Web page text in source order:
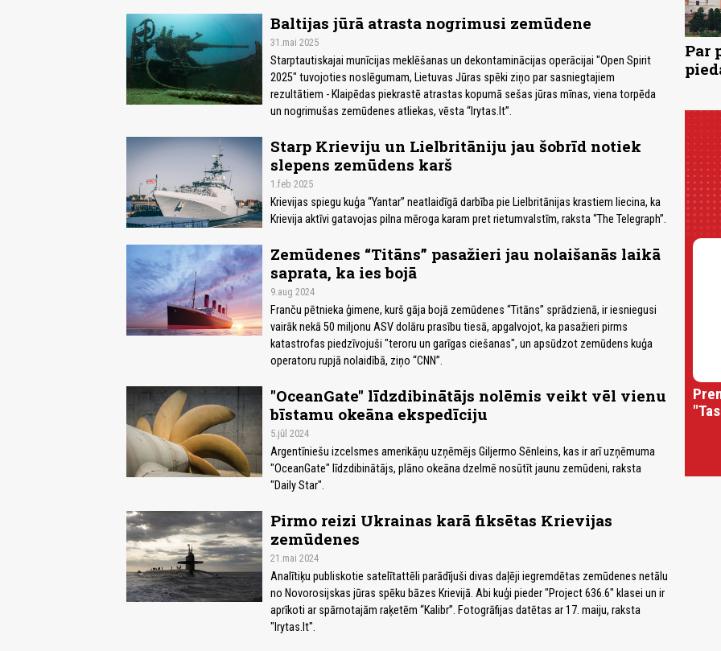
Baltijas jūrā atrasta nogrimusi zemūdene
31.mai 2025
Starptautiskajai munīcijas meklēšanas un dekontaminācijas operācijai "Open Spirit
2025" tuvojoties noslēgumam, Lietuvas Jūras spēki ziņo par sasniegtajiem
rezultātiem - Klaipēdas piekrastē atrastas kopumā sešas jūras mīnas, viena torpēda
un nogrimušas zemūdenes atliekas, vēsta “lrytas.lt”.
Starp Krieviju un Lielbritāniju jau šobrīd notiek
slepens zemūdens karš
1.feb 2025
Krievijas spiegu kuģa “Yantar” neatlaidīgā darbība pie Lielbritānijas krastiem liecina, ka
Krievija aktīvi gatavojas pilna mēroga karam pret rietumvalstīm, raksta “The Telegraph”.
Zemūdenes “Titāns” pasažieri jau nolaišanās laikā
saprata, ka ies bojā
9.aug 2024
Franču pētnieka ģimene, kurš gāja bojā zemūdenes “Titāns” sprādzienā, ir iesniegusi
vairāk nekā 50 miljonu ASV dolāru prasību tiesā, apgalvojot, ka pasažieri pirms
katastrofas piedzīvojuši "teroru un garīgas ciešanas", un apsūdzot zemūdens kuģa
operatoru rupjā nolaidībā, ziņo “CNN”.
"OceanGate" līdzdibinātājs nolēmis veikt vēl vienu
bīstamu okeāna ekspedīciju
5.jūl 2024
Argentīniešu izcelsmes amerikāņu uzņēmējs Giljermo Sēnleins, kas ir arī uzņēmuma
"OceanGate" līdzdibinātājs, plāno okeāna dzelmē nosūtīt jaunu zemūdeni, raksta
"Daily Star".
Pirmo reizi Ukrainas karā fiksētas Krievijas
zemūdenes
21.mai 2024
Analītiķu publiskotie satelītattēli parādījuši divas daļēji iegremdētas zemūdenes netālu
no Novorosijskas jūras spēku bāzes Krievijā. Abi kuģi pieder "Project 636.6" klasei un ir
aprīkoti ar spārnotajām raķetēm “Kalibr”. Fotogrāfijas datētas ar 17. maiju, raksta
"lrytas.lt".
Par